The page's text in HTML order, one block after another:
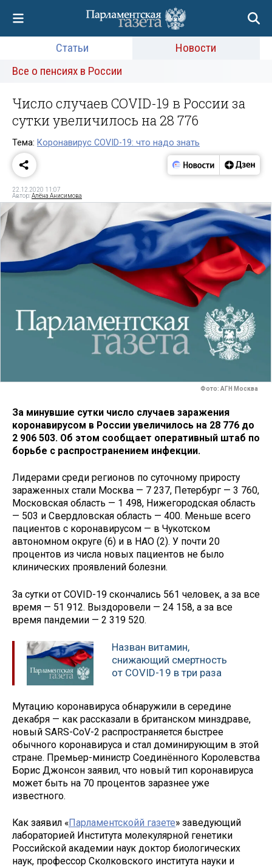
Статьи
Новости
Все о пенсиях в России
Число случаев COVID-19 в России за
сутки увеличилось на 28 776
Тема: Коронавирус COVID-19: что надо знать
22.12.2020 11:07
Автор:Алёна Анисимова
Фото: АГН Москва
За минувшие сутки число случаев заражения
коронавирусом в России увеличилось на 28 776 до
2 906 503. Об этом сообщает оперативный штаб по
борьбе с распространением инфекции.
Лидерами среди регионов по суточному приросту
зараженных стали Москва — 7 237, Петербург — 3 760,
Московская область — 1 498, Нижегородская область
— 503 и Свердловская область — 400. Меньше всего
пациентов с коронавирусом — в Чукотском
автономном округе (6) и в НАО (2). У почти 20
процентов из числа новых пациентов не было
клинических проявлений болезни.
За сутки от COVID-19 скончались 561 человек, а за все
время — 51 912. Выздоровели — 24 158, а за все
время пандемии — 2 319 520.
Назван витамин,
снижающий смертность
от COVID-19 в три раза
Мутацию коронавируса обнаружили в середине
декабря — как рассказали в британском минздраве,
новый SARS-CoV-2 распространяется быстрее
обычного коронавируса и стал доминирующим в этой
стране. Премьер-министр Соединённого Королевства
Борис Джонсон заявил, что новый тип коронавируса
может быть на 70 процентов заразнее уже
известного.
Как заявил «Парламентскойй газете» заведующий
лабораторией Института молекулярной генетики
Российской академии наук доктор биологических
наук, профессор Сколковского института науки и